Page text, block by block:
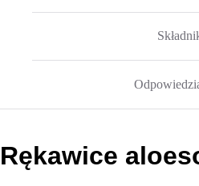
Rękawice